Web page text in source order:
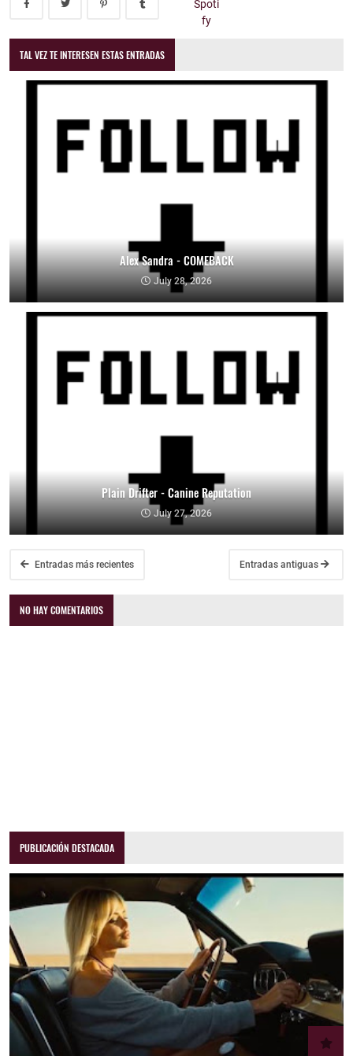
TAL VEZ TE INTERESEN ESTAS ENTRADAS
Alex Sandra - COMEBACK
July 28, 2026
Plain Drifter - Canine Reputation
July 27, 2026
Entradas más recientes Entradas antiguas
NO HAY COMENTARIOS
PUBLICACIÓN DESTACADA